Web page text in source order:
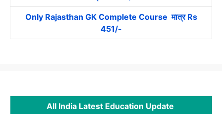
Only Rajasthan GK Complete Course मात्र Rs
451/-
All India Latest Education Update